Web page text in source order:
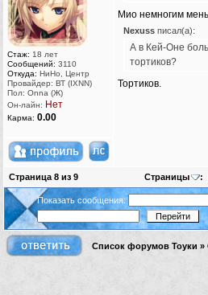
Стаж: 18 лет
Сообщений: 3110
Откуда: НиНо, Центр
Провайдер: ВТ (IXNN)
Пол: Onna (Ж)
Он-лайн: Нет
Карма: 0.00
Мио немногим
Nexuss писал(а):
А в Кей-Оне
тортиков?
Тортиков.
Страница 8 из 9 Страницы :
Показать сообщения:
Список форумов Тоуки »